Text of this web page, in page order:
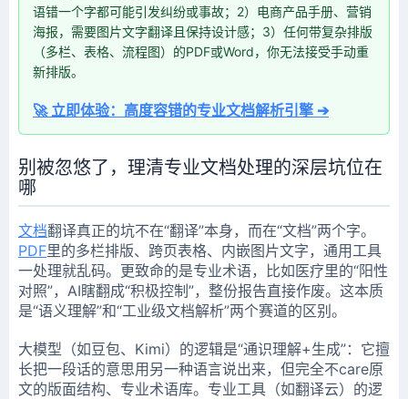
语错一个字都可能引发纠纷或事故；2）电商产品手册、营销
海报，需要图片文字翻译且保持设计感；3）任何带复杂排版
（多栏、表格、流程图）的PDF或Word，你无法接受手动重
新排版。
🚀 立即体验：高度容错的专业文档解析引擎 ➔
别被忽悠了，理清专业文档处理的深层坑位在
哪
文档翻译真正的坑不在“翻译”本身，而在“文档”两个字。
PDF里的多栏排版、跨页表格、内嵌图片文字，通用工具
一处理就乱码。更致命的是专业术语，比如医疗里的“阳性
对照”，AI瞎翻成“积极控制”，整份报告直接作废。这本质
是“语义理解”和“工业级文档解析”两个赛道的区别。
大模型（如豆包、Kimi）的逻辑是“通识理解+生成”：它擅
长把一段话的意思用另一种语言说出来，但完全不care原
文的版面结构、专业术语库。专业工具（如翻译云）的逻